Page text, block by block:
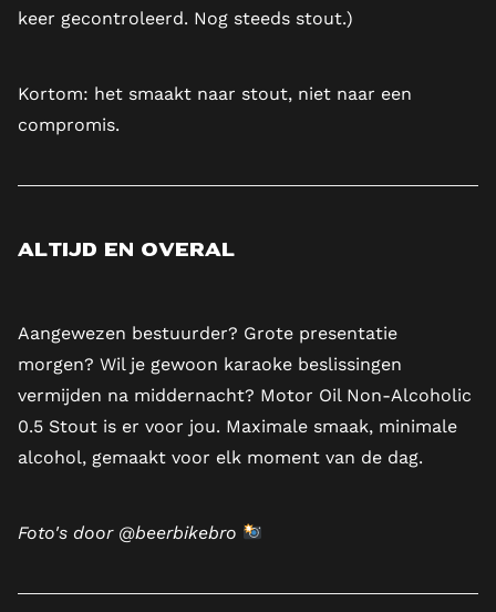
keer gecontroleerd. Nog steeds stout.)
Kortom: het smaakt naar stout, niet naar een
compromis.
Altijd en overal
Aangewezen bestuurder? Grote presentatie
morgen? Wil je gewoon karaoke beslissingen
vermijden na middernacht? Motor Oil Non-Alcoholic
0.5 Stout is er voor jou. Maximale smaak, minimale
alcohol, gemaakt voor elk moment van de dag.
Foto's door @beerbikebro